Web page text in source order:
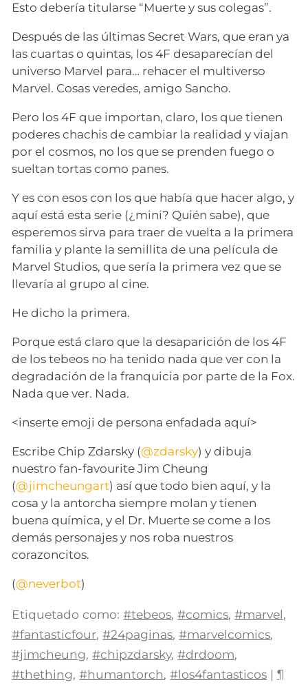
Esto debería titularse “Muerte y sus colegas”.
Después de las últimas Secret Wars, que eran ya
las cuartas o quintas, los 4F desaparecían del
universo Marvel para… rehacer el multiverso
Marvel. Cosas veredes, amigo Sancho.
Pero los 4F que importan, claro, los que tienen
poderes chachis de cambiar la realidad y viajan
por el cosmos, no los que se prenden fuego o
sueltan tortas como panes.
Y es con esos con los que había que hacer algo, y
aquí está esta serie (¿mini? Quién sabe), que
esperemos sirva para traer de vuelta a la primera
familia y plante la semillita de una película de
Marvel Studios, que sería la primera vez que se
llevaría al grupo al cine.
He dicho la primera.
Porque está claro que la desaparición de los 4F
de los tebeos no ha tenido nada que ver con la
degradación de la franquicia por parte de la Fox.
Nada que ver. Nada.
<inserte emoji de persona enfadada aquí>
Escribe Chip Zdarsky (@zdarsky) y dibuja
nuestro fan-favourite Jim Cheung
(@jimcheungart) así que todo bien aquí, y la
cosa y la antorcha siempre molan y tienen
buena química, y el Dr. Muerte se come a los
demás personajes y nos roba nuestros
corazoncitos.
(@neverbot)
Etiquetado como: #tebeos,#comics,#marvel,
#fantasticfour,#24paginas,#marvelcomics,
#jimcheung,#chipzdarsky,#drdoom,
#thething,#humantorch,#los4fantasticos |¶